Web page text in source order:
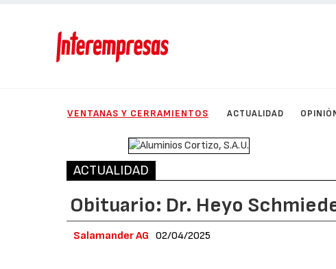
VENTANAS Y CERRAMIENTOS ACTUALIDAD
ACTUALIDAD
Obituario: Dr. Heyo
Salamander AG 02/04/2025